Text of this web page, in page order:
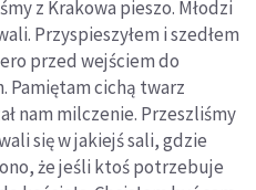
z Krakowa pieszo. Młodzi
Przyspieszyłem i szedłem
przed wejściem do
Pamiętam cichą twarz
nam milczenie. Przeszliśmy
się w jakiejś sali, gdzie
że jeśli ktoś potrzebuje